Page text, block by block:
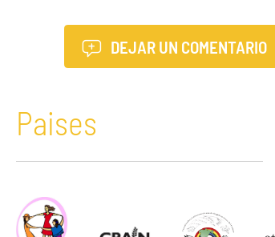
DEJAR UN COMENTARIO
Paises
África
América
Acaparamiento de tierras
Agricultura campesina y prácticas